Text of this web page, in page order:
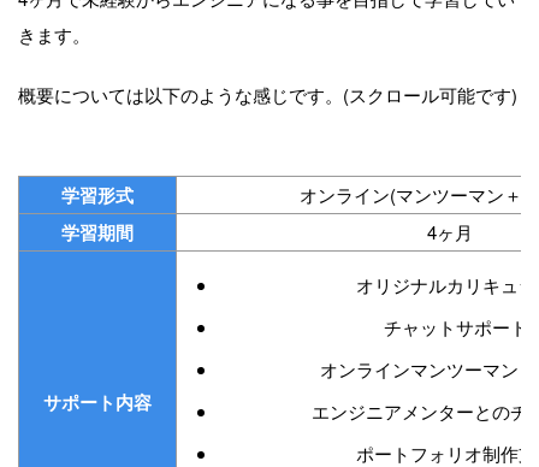
きます。
概要については以下のような感じです。(スクロール可能です)
学習形式 オンライン(マンツーマン＋
学習期間 4ヶ月
サポート内容
オリジナルカリキュ
チャットサポート
オンラインマンツーマン
エンジニアメンターとのチ
ポートフォリオ制作